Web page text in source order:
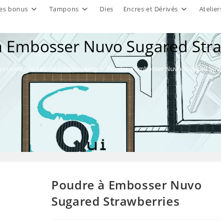
bonus Tampons Dies Encres et Dérivés
Embosser Nuvo Sugared
nos kits de scrapbooking > Poudre à Embosser Nuvo Sugared
Poudre à Embosser Nuvo
Sugared Strawberries